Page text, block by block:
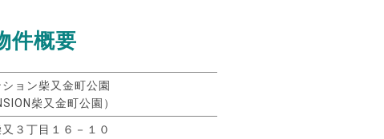
件概要
ョン柴又金町公園
柴又金町公園）
３丁目１６－１０